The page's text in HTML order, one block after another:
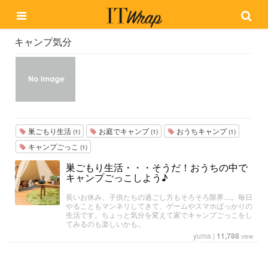
キャンプ気分
巣ごもり生活 (1) お庭でキャンプ(1) おうちキャンプ(1)
キャンプごっこ (1)
巣ごもり生活・・・そうだ！おうちの中で
キャンプごっこしよう♪
長いお休み、子供たちの過ごし方もそろそろ限界....。毎日
やることもマンネリしてきて、ゲームやスマホばっかりの
生活です。ちょっと気分を変えて家でキャンプごっこをし
てみるのも楽しいかも。
yuma | 11,788 view